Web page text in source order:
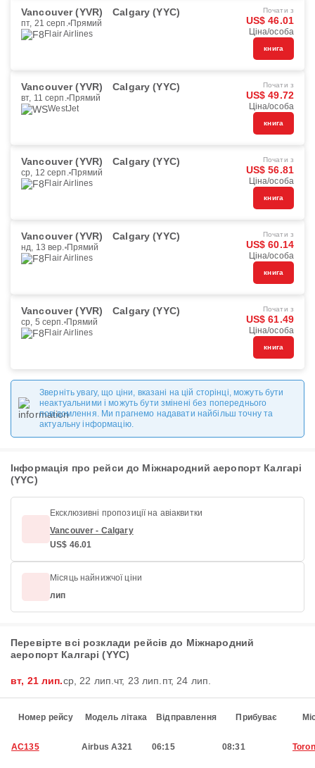
Vancouver (YVR) Calgary (YYC)
пт, 21 серп. Прямий
Flair Airlines
Почати з
US$ 46.01
Ціна/особа
книга
Vancouver (YVR) Calgary (YYC)
вт, 11 серп. Прямий
WestJet
Почати з
US$ 49.72
Ціна/особа
книга
Vancouver (YVR) Calgary (YYC)
ср, 12 серп. Прямий
Flair Airlines
Почати з
US$ 56.81
Ціна/особа
книга
Vancouver (YVR) Calgary (YYC)
нд, 13 вер. Прямий
Flair Airlines
Почати з
US$ 60.14
Ціна/особа
книга
Vancouver (YVR) Calgary (YYC)
ср, 5 серп. Прямий
Flair Airlines
Почати з
US$ 61.49
Ціна/особа
книга
Зверніть увагу, що ціни, вказані на цій сторінці, можуть бути
неактуальними і можуть бути змінені без попереднього
повідомлення. Ми прагнемо надавати найбільш точну та
актуальну інформацію.
Інформація про рейси до Міжнародний аеропорт Калгарі
(YYC)
Ексклюзивні пропозиції на авіаквитки
Vancouver - Calgary
US$ 46.01
Місяць найнижчої ціни
лип
Перевірте всі розклади рейсів до Міжнародний
аеропорт Калгарі (YYC)
вт, 21 лип.ср, 22 лип.чт, 23 лип. пт, 24 лип.
Номер рейсу Модель літака Відправлення Прибуває
AC135 Airbus A321 06:15 08:31